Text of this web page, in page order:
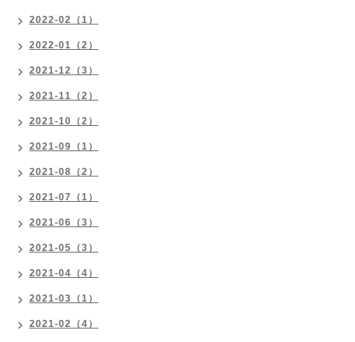
2022-02（1）
2022-01（2）
2021-12（3）
2021-11（2）
2021-10（2）
2021-09（1）
2021-08（2）
2021-07（1）
2021-06（3）
2021-05（3）
2021-04（4）
2021-03（1）
2021-02（4）